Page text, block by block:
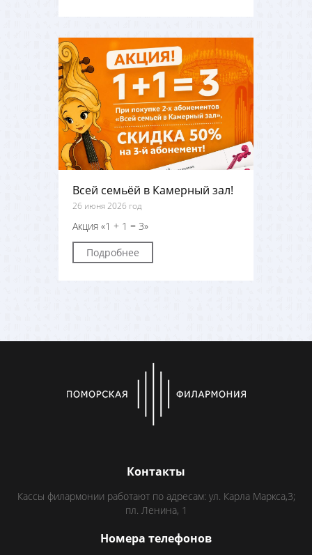
Всей семьёй в Камерный зал!
26 июня 2026 год
Акция «1 + 1 = 3»
Подробнее
Контакты
Кассы филармонии работают по адресам: ул. Карла Маркса,3;
пл. Ленина, 1
Номера телефонов